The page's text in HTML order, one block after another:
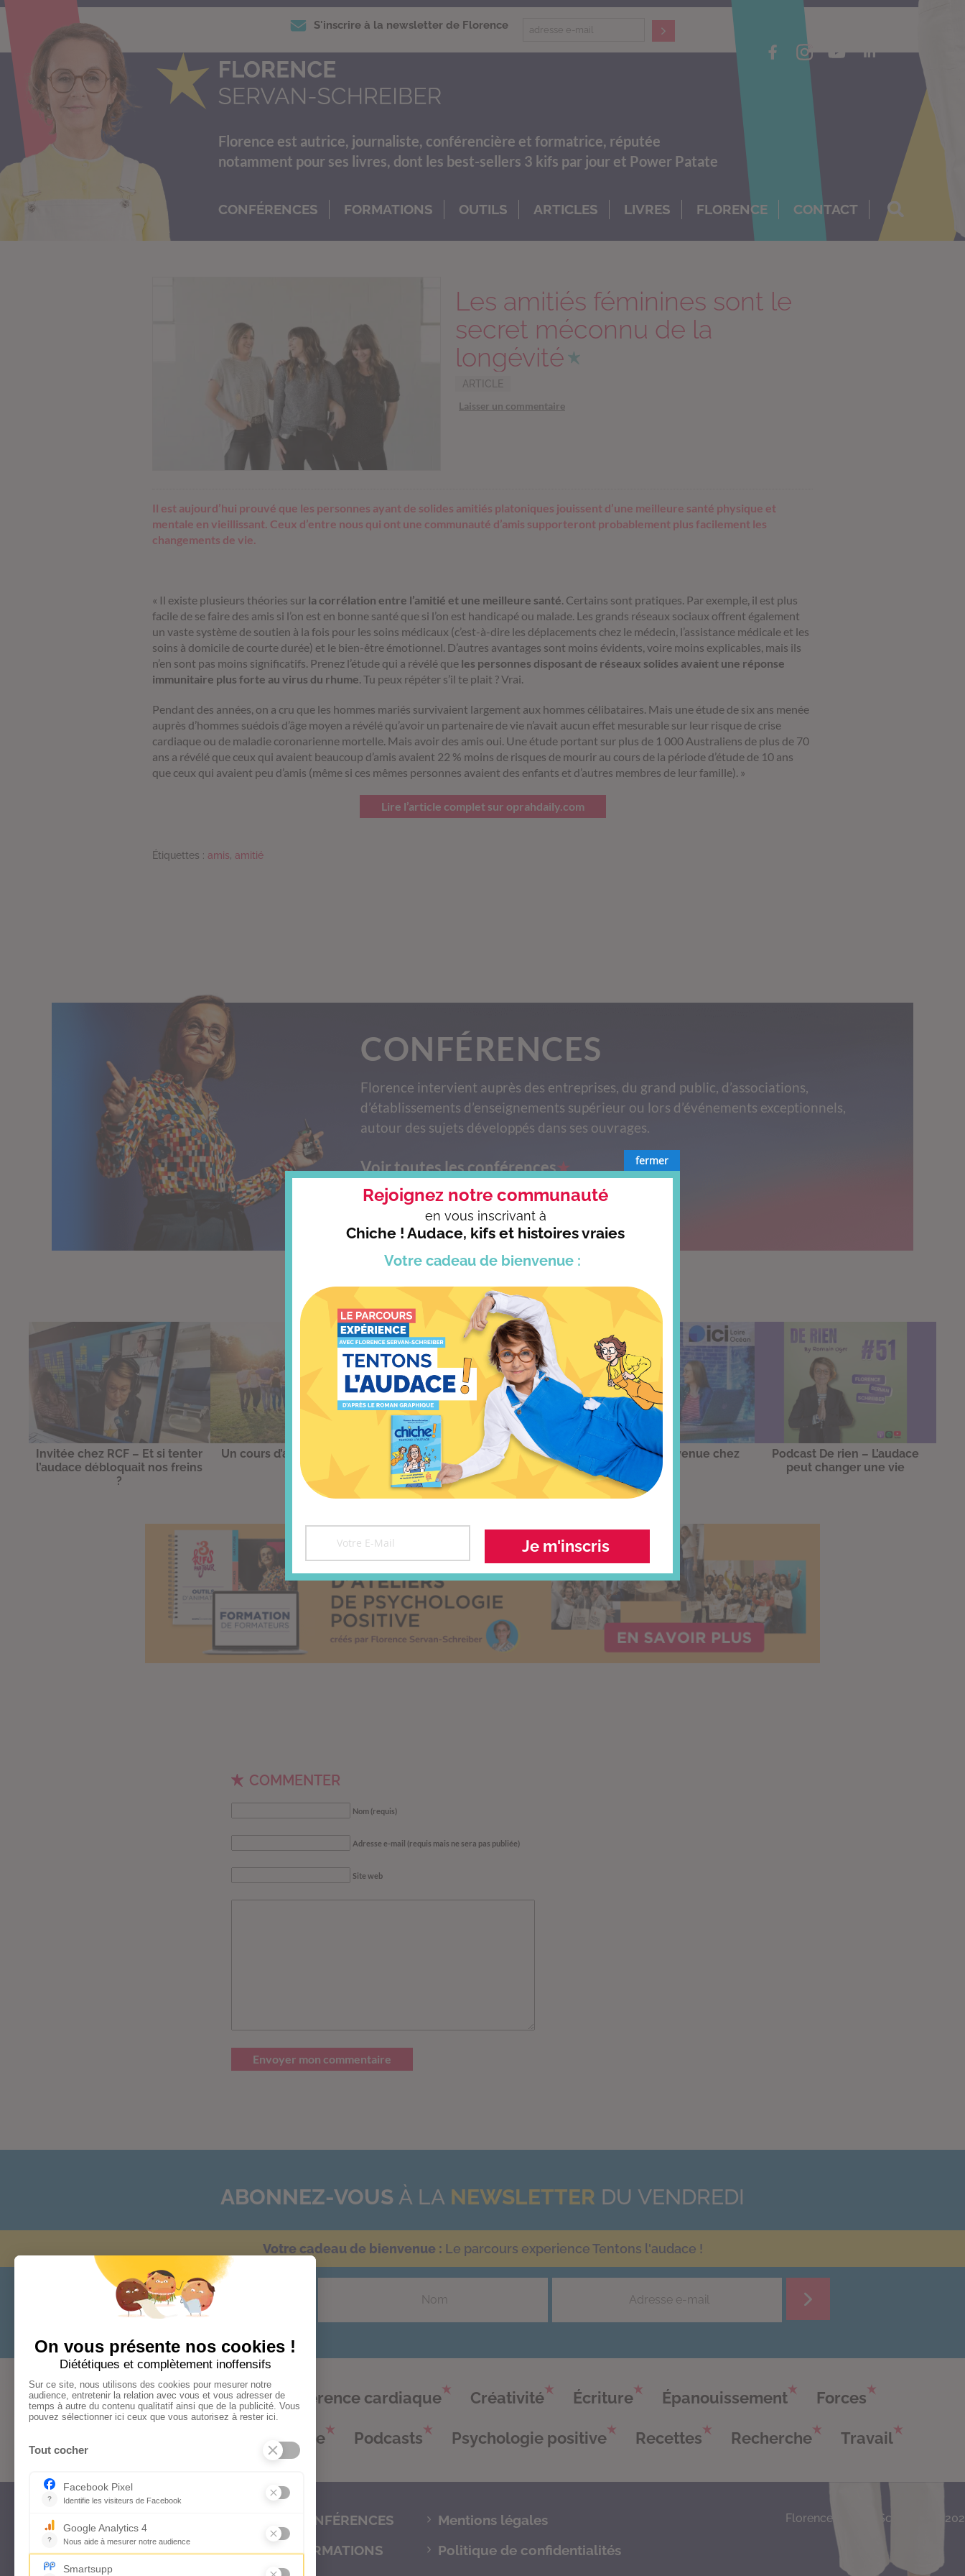
S'inscrire à la newsletter de Florence
Florence est autrice, journaliste, conférencière et formatrice, réputée
notamment pour ses livres, dont les best-sellers 3 kifs par jour et Power Patate
CONFÉRENCES FORMATIONS OUTILS ARTICLES LIVRES FLORENCE CONTACT
Les amitiés féminines sont le
secret méconnu de la
longévité
ARTICLE
Laisser un commentaire
Il est aujourd’hui prouvé que les personnes ayant de solides amitiés platoniques jouissent d’une meilleure santé physique et
mentale en vieillissant. Ceux d’entre nous qui ont une communauté d’amis supporteront probablement plus facilement les
changements de vie.
« Il existe plusieurs théories sur la corrélation entre l’amitié et une meilleure santé . Certains sont pratiques. Par exemple, il est plus
facile de se faire des amis si l’on est en bonne santé que si l’on est handicapé ou malade. Les grands réseaux sociaux offrent également
un vaste système de soutien à la fois pour les soins médicaux (c’est-à-dire les déplacements chez le médecin, l’assistance médicale et les
soins à domicile de courte durée) et le bien-être émotionnel. D’autres avantages sont moins évidents, voire moins explicables, mais ils
n’en sont pas moins significatifs. Prenez l’étude qui a révélé que les personnes disposant de réseaux solides avaient une réponse
immunitaire plus forte au virus du rhume . Tu peux répéter s’il te plait ? Vrai.
Pendant des années, on a cru que les hommes mariés survivaient largement aux hommes célibataires. Mais une étude de six ans menée
auprès d’hommes suédois d’âge moyen a révélé qu’avoir un partenaire de vie n’avait aucun effet mesurable sur leur risque de crise
cardiaque ou de maladie coronarienne mortelle. Mais avoir des amis oui. Une étude portant sur plus de 1 000 Australiens de plus de 70
ans a révélé que ceux qui avaient beaucoup d’amis avaient 22 % moins de risques de mourir au cours de la période d’étude de 10 ans
que ceux qui avaient peu d’amis (même si ces mêmes personnes avaient des enfants et d’autres membres de leur famille). »
Lire l’article complet sur oprahdaily.com
Étiquettes : amis, amitié
CONFÉRENCES
Florence intervient auprès des entreprises, du grand public, d’associations,
d’établissements d’enseignements supérieur ou lors d’événements exceptionnels,
autour des sujets développés dans ses ouvrages.
Voir toutes les conférences
CONTACTEZ-NOUS >
À LIRE AUSSI
Invitée chez RCF – Et si tenter
l’audace débloquait nos freins
?
Un cours d’amitié, ça existe ?
Invitée dans le podcast
Legend
Interview : Bienvenue chez
vous
Podcast De rien – L’audace
peut changer une vie
COMMENTER
Nom (requis)
Adresse e-mail (requis mais ne sera pas publiée)
Site web
Envoyer mon commentaire
ABONNEZ-VOUS À LA NEWSLETTER DU VENDREDI
Votre cadeau de bienvenue : Le parcours experience Tentons l'audace !
Audace Bonheur Cohérence cardiaque Créativité Écriture Épanouissement Forces
Optimisme Podcasts Psychologie positive Recettes Recherche Travail
CONFÉRENCES
FORMATIONS
Mentions légales
Politique de confidentialités
Florence Servan-Schreiber ©
Votre cadeau de bienvenue :
Rejoignez notre communauté
en vous inscrivant à
Chiche ! Audace, kifs et histoires vraies
Je m'inscris
fermer